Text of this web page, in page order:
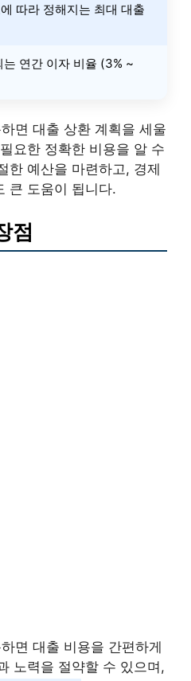
따라 정해지는 최대 대출
는 연간 이자 비율 (3% ~
면 대출 상환 계획을 세울
요한 정확한 비용을 알 수
한 예산을 마련하고, 경제
큰 도움이 됩니다.
점
면 대출 비용을 간편하게
노력을 절약할 수 있으며,